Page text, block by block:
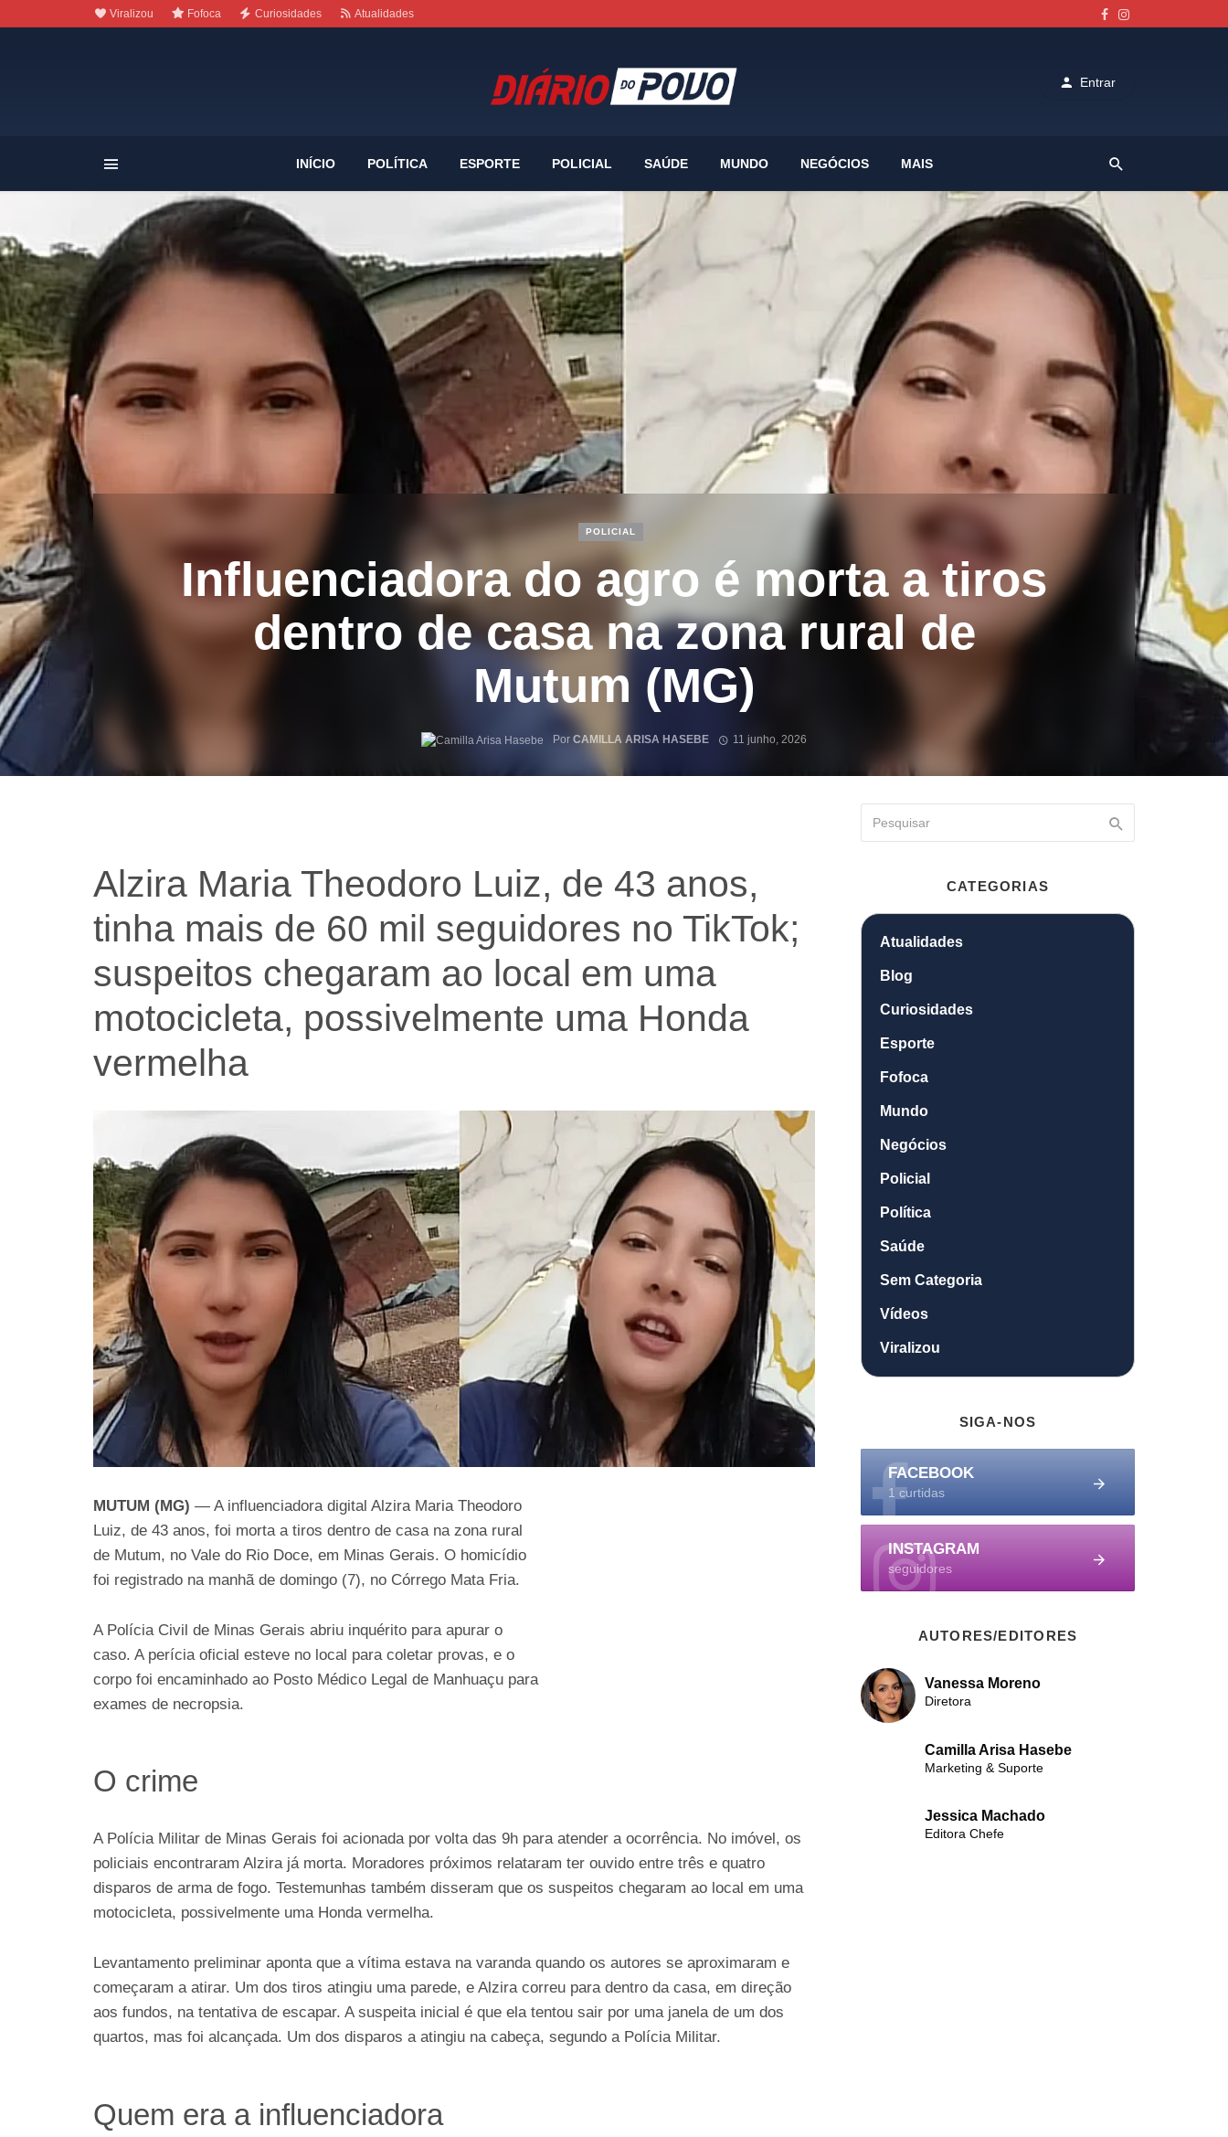
Viralizou Fofoca Curiosidades Atualidades
Entrar
INÍCIO POLÍTICA ESPORTE POLICIAL SAÚDE MUNDO NEGÓCIOS MAIS
POLICIAL
Influenciadora do agro é morta a tiros
dentro de casa na zona rural de
Mutum (MG)
PorCAMILLA ARISA HASEBE 11 junho, 2026
Alzira Maria Theodoro Luiz, de 43 anos,
tinha mais de 60 mil seguidores no TikTok;
suspeitos chegaram ao local em uma
motocicleta, possivelmente uma Honda
vermelha
MUTUM (MG) — A influenciadora digital Alzira Maria Theodoro
Luiz, de 43 anos, foi morta a tiros dentro de casa na zona rural
de Mutum, no Vale do Rio Doce, em Minas Gerais. O homicídio
foi registrado na manhã de domingo (7), no Córrego Mata Fria.
A Polícia Civil de Minas Gerais abriu inquérito para apurar o
caso. A perícia oficial esteve no local para coletar provas, e o
corpo foi encaminhado ao Posto Médico Legal de Manhuaçu para
exames de necropsia.
O crime
A Polícia Militar de Minas Gerais foi acionada por volta das 9h para atender a ocorrência. No imóvel, os
policiais encontraram Alzira já morta. Moradores próximos relataram ter ouvido entre três e quatro
disparos de arma de fogo. Testemunhas também disseram que os suspeitos chegaram ao local em uma
motocicleta, possivelmente uma Honda vermelha.
Levantamento preliminar aponta que a vítima estava na varanda quando os autores se aproximaram e
começaram a atirar. Um dos tiros atingiu uma parede, e Alzira correu para dentro da casa, em direção
aos fundos, na tentativa de escapar. A suspeita inicial é que ela tentou sair por uma janela de um dos
quartos, mas foi alcançada. Um dos disparos a atingiu na cabeça, segundo a Polícia Militar.
Quem era a influenciadora
CATEGORIAS
Atualidades
Blog
Curiosidades
Esporte
Fofoca
Mundo
Negócios
Policial
Política
Saúde
Sem Categoria
Vídeos
Viralizou
SIGA-NOS
FACEBOOK
1 curtidas
INSTAGRAM
seguidores
AUTORES/EDITORES
Vanessa Moreno
Diretora
Camilla Arisa Hasebe
Marketing & Suporte
Jessica Machado
Editora Chefe